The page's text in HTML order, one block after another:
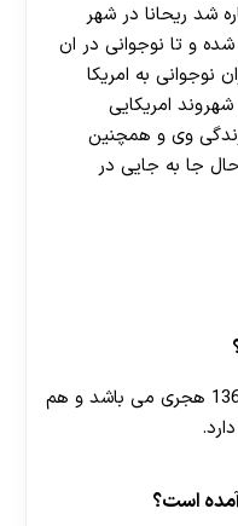
شد ریحانا در شهر
و تا نوجوانی در ان
به امریکا
امریکایی
وی و همچنین
جا به جایی در
وی متولد 1987 میلادی یا 1366 هجری می باشد و هم
آمده است؟